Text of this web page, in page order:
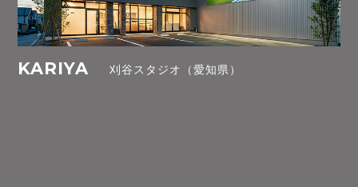
KARIYA 刈谷スタジオ（愛知県）